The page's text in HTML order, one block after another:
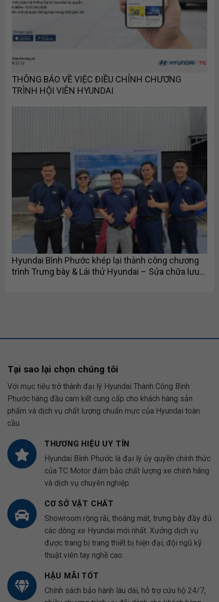
THÔNG BÁO VỀ VIỆC ĐIỀU CHỈNH CHƯƠNG
TRÌNH HỘI VIÊN HYUNDAI
Hyundai Bình Phước khép lại thành công chương
trình Trưng bày & Lái thử Hyundai – Sửa chữa lưu
Tại sao lại chọn chúng tôi
Với mục tiêu trở thành đại lý Hyundai Thành Công Bình
Phước hàng đầu cam kết cung cấp cho khách hàng sản
phẩm và dịch vụ chất lượng chuẩn mực của Hyundai toàn
cầu
THƯƠNG HIỆU UY TÍN
Hyundai Bình Phước là đại lý ủy quyền chính thức
của TC Motor đảm bảo chất lượng xe chính hãng
và dịch vụ chuyên nghiệp.
CƠ SỞ VẬT CHẤT
Showroom rộng rãi, thoáng mát, trưng bày đầy đủ
các dòng xe Hyundai mới nhất. Xưởng dịch vụ
được trang bị trang thiết bị hiện đại, đội ngũ kỹ
thuật viên tay nghề cao.
HẬU MÃI TỐT
Chính sách bảo hành lâu dài, hỗ trợ cứu hộ 24/7,